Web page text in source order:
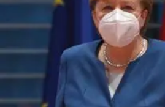
SPORT
Streaming